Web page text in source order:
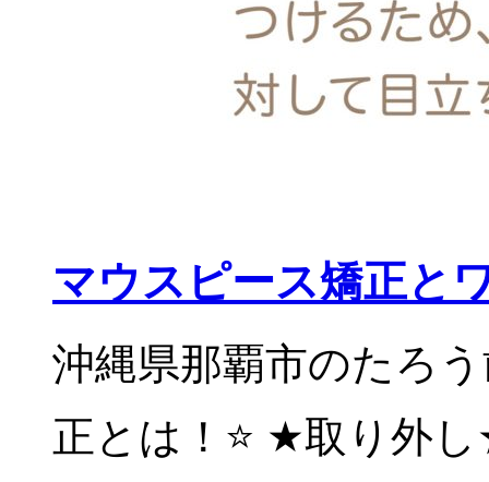
マウスピース矯正と
沖縄県那覇市のたろ
正とは！⭐️ ★取り外